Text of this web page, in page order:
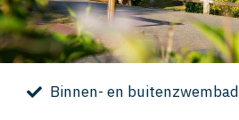
Binnen- en buitenzwembad